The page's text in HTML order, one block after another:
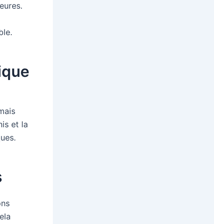
et la